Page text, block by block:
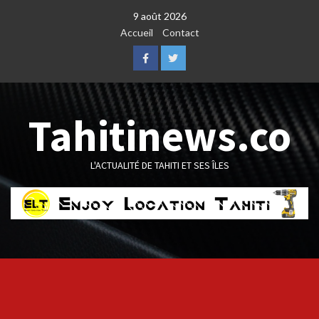
9 août 2026
Accueil
Contact
FacebookTwitter
Tahitinews.co
L'ACTUALITÉ DE TAHITI ET SES ÎLES